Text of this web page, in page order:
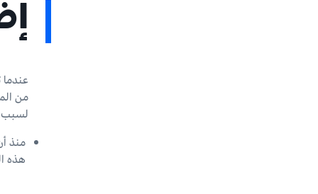
عندما
لسبب:
هذه